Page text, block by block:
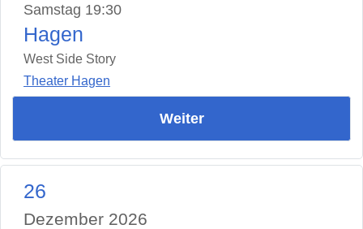
Samstag 19:30
Hagen
West Side Story
Theater Hagen
Weiter
26
Dezember 2026